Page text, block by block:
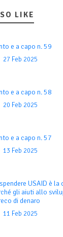
LIKE
e a capo n. 59
27 Feb 2025
e a capo n. 58
20 Feb 2025
e a capo n. 57
13 Feb 2025
USAID è la
gli aiuti allo
di denaro
11 Feb 2025